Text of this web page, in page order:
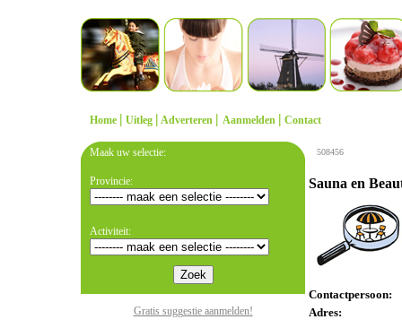
Home | Uitleg | Adverteren | Aanmelden | Contact
Maak uw selectie:
Provincie:
Activiteit:
Gratis suggestie aanmelden!
508456
Sauna en
Contactpersoon:
Adres: